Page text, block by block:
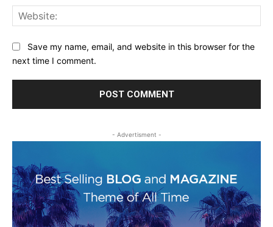
Save my name, email, and website in this browser for the
next time I comment.
- Advertisment -